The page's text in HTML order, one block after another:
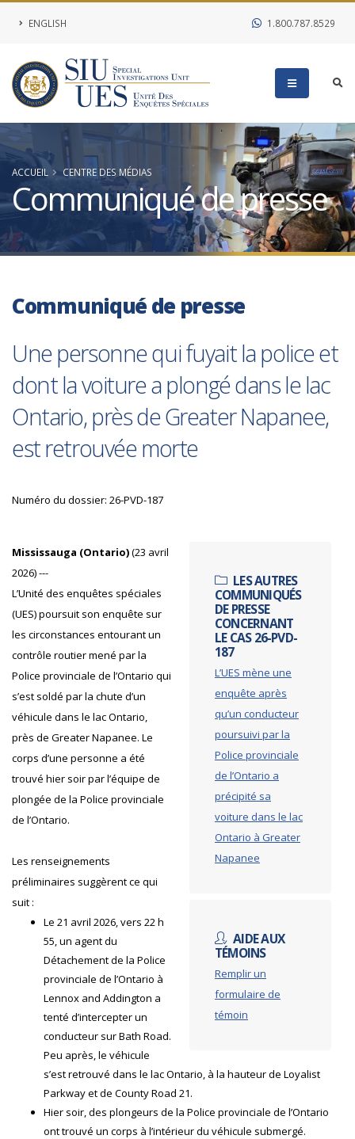
ENGLISH 1.800.787.8529
ACCUEIL CENTRE DES MÉDIAS
Communiqué de presse
Communiqué de presse
Une personne qui fuyait la police et
dont la voiture a plongé dans le lac
Ontario, près de Greater Napanee,
est retrouvée morte
Numéro du dossier: 26-PVD-187
LES AUTRES
COMMUNIQUÉS
DE PRESSE
CONCERNANT
LE CAS 26-PVD-
187
L’UES mène une
enquête après
qu’un conducteur
poursuivi par la
Police provinciale
de l’Ontario a
précipité sa
voiture dans le lac
Ontario à Greater
Napanee
AIDE AUX
TÉMOINS
Remplir un
formulaire de
témoin
Mississauga (Ontario)(23 avril
2026) ---
L’Unité des enquêtes spéciales
(UES) poursuit son enquête sur
les circonstances entourant un
contrôle routier mené par la
Police provinciale de l’Ontario qui
s’est soldé par la chute d’un
véhicule dans le lac Ontario,
près de Greater Napanee. Le
corps d’une personne a été
trouvé hier soir par l’équipe de
plongée de la Police provinciale
de l’Ontario.
Les renseignements
préliminaires suggèrent ce qui
suit :
Le 21 avril 2026, vers 22 h
55, un agent du
Détachement de la Police
provinciale de l’Ontario à
Lennox and Addington a
tenté d’intercepter un
conducteur sur Bath Road.
Peu après, le véhicule
s’est retrouvé dans le lac Ontario, à la hauteur de Loyalist
Parkway et de County Road 21.
Hier soir, des plongeurs de la Police provinciale de l’Ontario
ont trouvé un corps à l’intérieur du véhicule submergé.